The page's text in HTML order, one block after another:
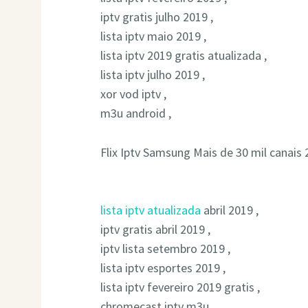
iptv gratis julho 2019 ,
lista iptv maio 2019 ,
lista iptv 2019 gratis atualizada ,
lista iptv julho 2019 ,
xor vod iptv ,
m3u android ,
Flix Iptv Samsung Mais de 30 mil canais
lista iptv atualizada abril 2019 ,
iptv gratis abril 2019 ,
iptv lista setembro 2019 ,
lista iptv esportes 2019 ,
lista iptv fevereiro 2019 gratis ,